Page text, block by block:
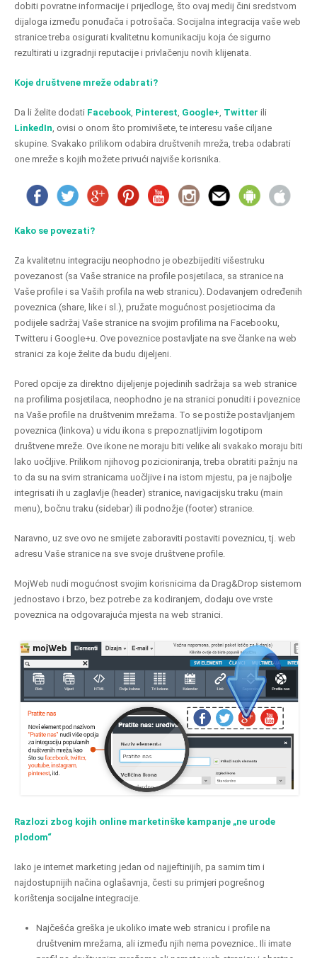
dobiti povratne informacije i prijedloge, što ovaj medij čini sredstvom
dijaloga između ponuđača i potrošača. Socijalna integracija vaše web
stranice treba osigurati kvalitetnu komunikaciju koja će sigurno
rezultirati u izgradnji reputacije i privlačenju novih klijenata.
Koje društvene mreže odabrati?
Da li želite dodati Facebook, Pinterest, Google+, Twitter ili
LinkedIn, ovisi o onom što promivišete, te interesu vaše ciljane
skupine. Svakako prilikom odabira društvenih mreža, treba odabrati
one mreže s kojih možete privući najviše korisnika.
Kako se povezati?
Za kvalitetnu integraciju neophodno je obezbijediti višestruku
povezanost (sa Vaše stranice na profile posjetilaca, sa stranice na
Vaše profile i sa Vaših profila na web stranicu). Dodavanjem određenih
poveznica (share, like i sl.), pružate mogućnost posjetiocima da
podijele sadržaj Vaše stranice na svojim profilima na Facebooku,
Twitteru i Google+u. Ove poveznice postavljate na sve članke na web
stranici za koje želite da budu dijeljeni.
Pored opcije za direktno dijeljenje pojedinih sadržaja sa web stranice
na profilima posjetilaca, neophodno je na stranici ponuditi i poveznice
na Vaše profile na društvenim mrežama. To se postiže postavljanjem
poveznica (linkova) u vidu ikona s prepoznatljivim logotipom
društvene mreže. Ove ikone ne moraju biti velike ali svakako moraju biti
lako uočljive. Prilikom njihovog pozicioniranja, treba obratiti pažnju na
to da su na svim stranicama uočljive i na istom mjestu, pa je najbolje
integrisati ih u zaglavlje (header) stranice, navigacijsku traku (main
menu), bočnu traku (sidebar) ili podnožje (footer) stranice.
Naravno, uz sve ovo ne smijete zaboraviti postaviti poveznicu, tj. web
adresu Vaše stranice na sve svoje društvene profile.
MojWeb nudi mogućnost svojim korisnicima da Drag&Drop sistemom
jednostavo i brzo, bez potrebe za kodiranjem, dodaju ove vrste
poveznica na odgovarajuća mjesta na web stranici.
Razlozi zbog kojih online marketinške kampanje „ne urode
plodom“
Iako je internet marketing jedan od najjeftinijih, pa samim tim i
najdostupnijih načina oglašavnja, česti su primjeri pogrešnog
korištenja socijalne integracije.
Najčešća greška je ukoliko imate web stranicu i profile na
društvenim mrežama, ali između njih nema poveznice.. Ili imate